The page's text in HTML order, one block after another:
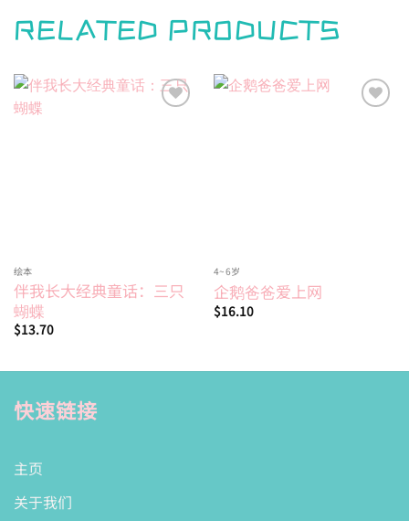
RELATED PRODUCTS
绘本
伴我长大经典童话：三只
蝴蝶
$13.70
4~6岁
企鹅爸爸爱上网
$16.10
快速链接
主页
关于我们